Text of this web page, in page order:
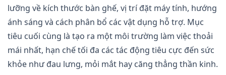
lưỡng về kích thước bàn ghế, vị trí đặt máy tính, hướng
ánh sáng và cách phân bổ các vật dụng hỗ trợ. Mục
tiêu cuối cùng là tạo ra một môi trường làm việc thoải
mái nhất, hạn chế tối đa các tác động tiêu cực đến sức
khỏe như đau lưng, mỏi mắt hay căng thẳng thần kinh.